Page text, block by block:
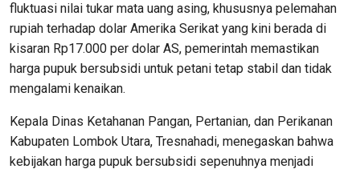
fluktuasi nilai tukar mata uang asing, khususnya pelemahan
rupiah terhadap dolar Amerika Serikat yang kini berada di
kisaran Rp17.000 per dolar AS, pemerintah memastikan
harga pupuk bersubsidi untuk petani tetap stabil dan tidak
mengalami kenaikan.
Kepala Dinas Ketahanan Pangan, Pertanian, dan Perikanan
Kabupaten Lombok Utara, Tresnahadi, menegaskan bahwa
kebijakan harga pupuk bersubsidi sepenuhnya menjadi